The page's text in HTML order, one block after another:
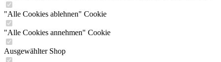
"Alle Cookies ablehnen" Cookie
"Alle Cookies annehmen" Cookie
Ausgewählter Shop